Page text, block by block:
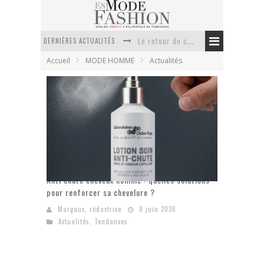
DERNIÈRES ACTUALITÉS
La trousse de toilette : l’accessoire indispensable de voyage
Week-end spa en automne : quel maillot de bain choisir ?
Accueil MODE HOMME Actualités
Anti chute cheveux homme : quelles solutions
pour renforcer sa chevelure ?
Margaux, rédactrice
8 juin 2026
Actualités
Tendances